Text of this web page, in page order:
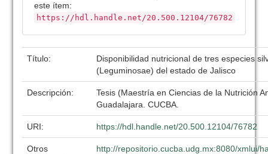
este ítem:
https://hdl.handle.net/20.500.12104/76782
Título:
Disponibilidad nutricional de tres especies
(Leguminosae) del estado de Jalisco
Descripción:
Tesis (Maestría en Ciencias de la Nutrición
Guadalajara. CUCBA.
URI: https://hdl.handle.net/20.500.12104/76782
Otros
http://repositorio.cucba.udg.mx:8080/xmlui/